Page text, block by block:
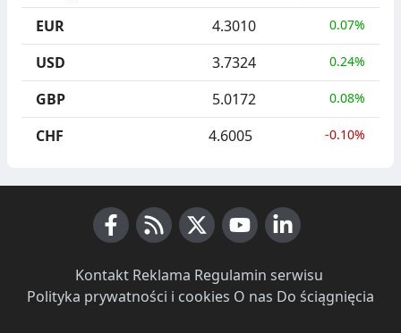
EUR
4.3010 0.07%
USD 3.7324 0.24%
GBP 5.0172 0.08%
CHF 4.6005 -0.10%
Kontakt· Reklama Regulamin serwisu
Polityka prywatności i cookies O nas Do ściągnięcia